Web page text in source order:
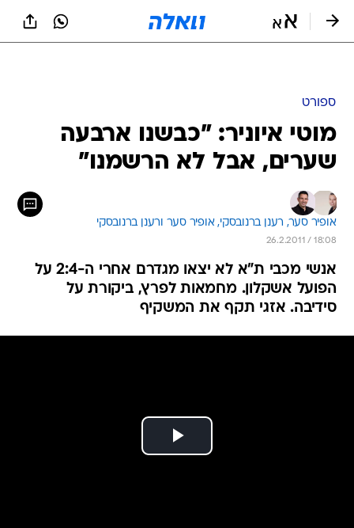
ספורט
מוטי איוניר: "כבשנו ארבעה
שערים, אבל לא הרשמנו"
אופיר סער, רענן ברנובסקי, אופיר סער ורענן ברנובסקי
26.2.2011 / 18:08
אנשי מכבי ת"א לא יצאו מגדרם אחרי ה-2:4 על
הפועל אשקלון. מחמאות לפרץ, ביקורת על
סידיבה. אזגי תקף את המשקיף